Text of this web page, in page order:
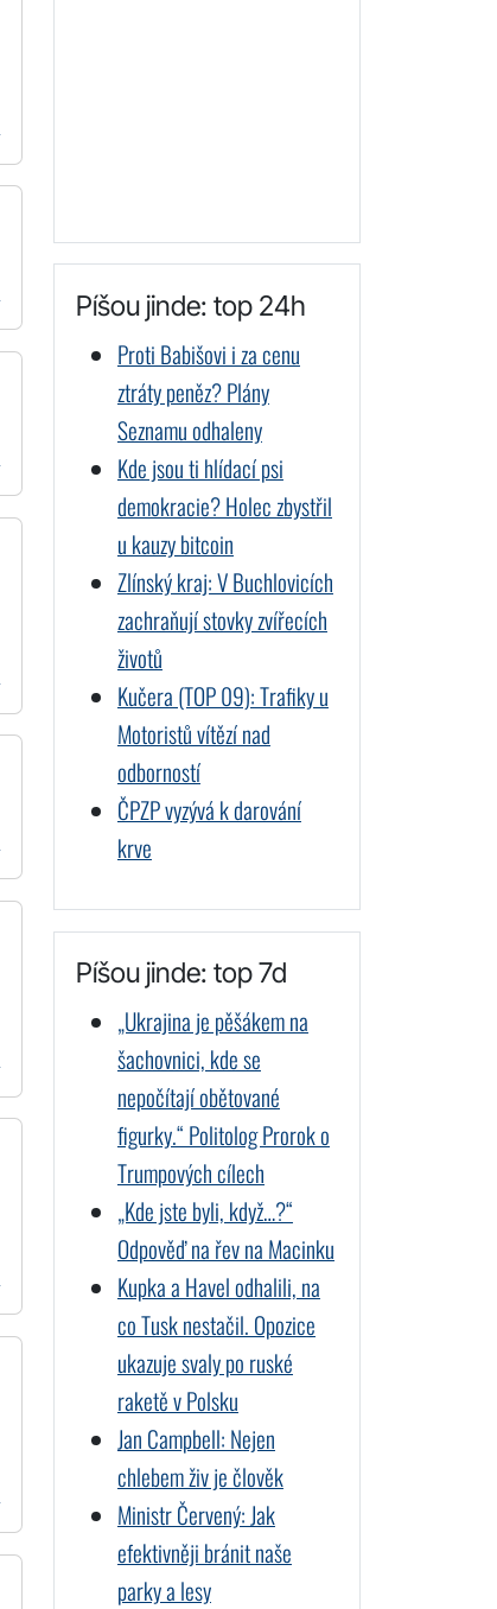
Píšou jinde: top 24h
Proti Babišovi i za cenu
ztráty peněz? Plány
Seznamu odhaleny
Kde jsou ti hlídací psi
demokracie? Holec zbystřil
u kauzy bitcoin
Zlínský kraj: V Buchlovicích
zachraňují stovky zvířecích
životů
Kučera (TOP 09): Trafiky u
Motoristů vítězí nad
odborností
ČPZP vyzývá k darování
krve
Píšou jinde: top 7d
„Ukrajina je pěšákem na
šachovnici, kde se
nepočítají obětované
figurky.“ Politolog Prorok o
Trumpových cílech
„Kde jste byli, když…?“
Odpověď na řev na Macinku
Kupka a Havel odhalili, na
co Tusk nestačil. Opozice
ukazuje svaly po ruské
raketě v Polsku
Jan Campbell: Nejen
chlebem živ je člověk
Ministr Červený: Jak
efektivněji bránit naše
parky a lesy